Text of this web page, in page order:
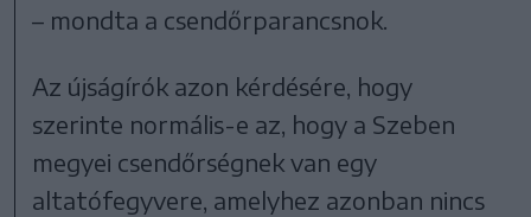
– mondta a csendőrparancsnok.
Az újságírók azon kérdésére, hogy
szerinte normális-e az, hogy a Szeben
megyei csendőrségnek van egy
altatófegyvere, amelyhez azonban nincs